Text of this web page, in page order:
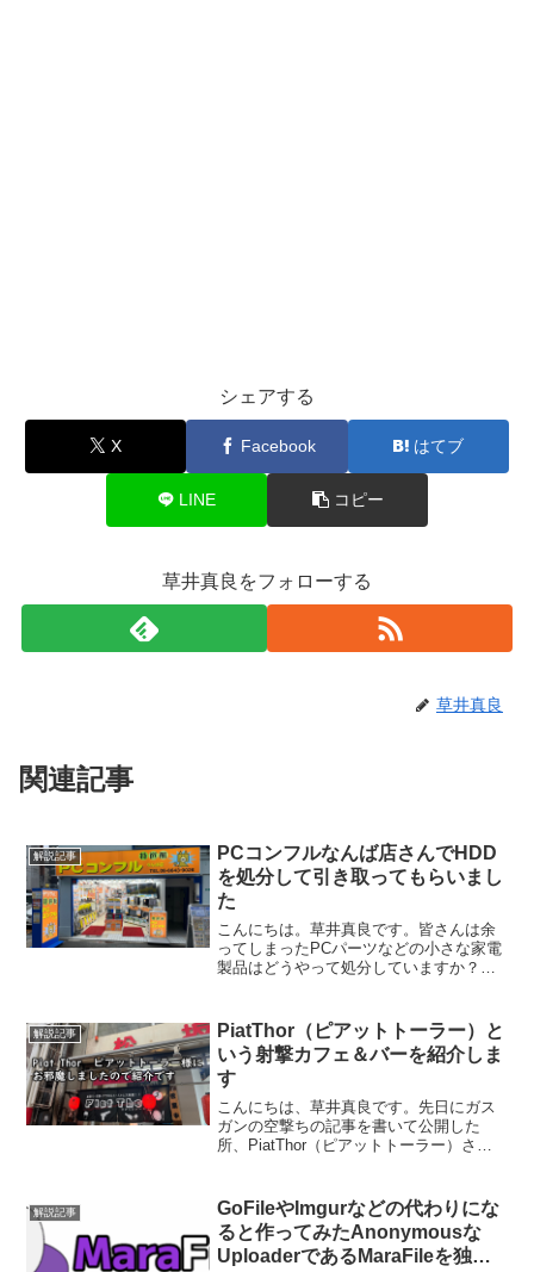
シェアする
X Facebook はてブ
LINE コピー
草井真良をフォローする
草井真良
関連記事
解説記事
PCコンフルなんば店さんでHDD
を処分して引き取ってもらいまし
た
こんにちは。草井真良です。皆さんは余
ってしまったPCパーツなどの小さな家電
製品はどうやって処分していますか？直
くださいとネットで調べても出てくるで
しょう。実は役所には大...
解説記事
PiatThor（ピアットトーラー）と
いう射撃カフェ＆バーを紹介しま
す
こんにちは、草井真良です。先日にガス
ガンの空撃ちの記事を書いて公開した
所、PiatThor（ピアットトーラー）さん
日そこにお伺いしてきました。そういう
訳で今回はこちらの...
解説記事
GoFileやImgurなどの代わりにな
ると作ってみたAnonymousな
UploaderであるMaraFileを独立